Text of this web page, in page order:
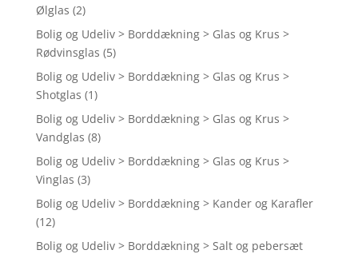
Ølglas (2)
Bolig og Udeliv > Borddækning > Glas og Krus >
Rødvinsglas (5)
Bolig og Udeliv > Borddækning > Glas og Krus >
Shotglas (1)
Bolig og Udeliv > Borddækning > Glas og Krus >
Vandglas (8)
Bolig og Udeliv > Borddækning > Glas og Krus >
Vinglas (3)
Bolig og Udeliv > Borddækning > Kander og Karafler
(12)
Bolig og Udeliv > Borddækning > Salt og pebersæt